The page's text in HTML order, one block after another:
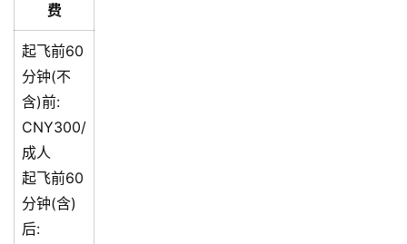
费
起飞前60
分钟(不
含)前:
CNY300/
成人
起飞前60
分钟(含)
后: